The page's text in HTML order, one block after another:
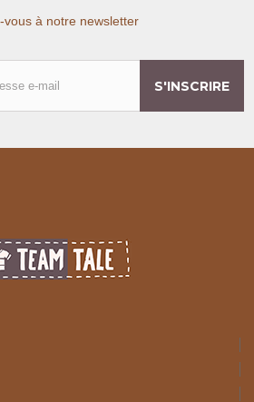
vous à notre newsletter
S'INSCRIRE